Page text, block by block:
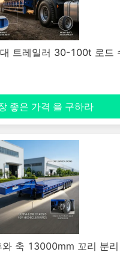
트레일러 30-100t 로드
좋은 가격 을 구하라
축 13000mm 꼬리 분